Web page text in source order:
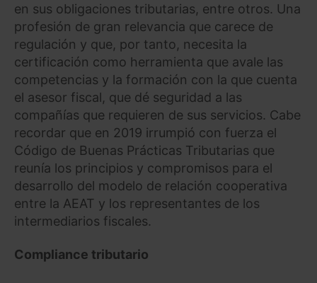
en sus obligaciones tributarias, entre otros. Una
profesión de gran relevancia que carece de
regulación y que, por tanto, necesita la
certificación como herramienta que avale las
competencias y la formación con la que cuenta
el asesor fiscal, que dé seguridad a las
compañías que requieren de sus servicios. Cabe
recordar que en 2019 irrumpió con fuerza el
Código de Buenas Prácticas Tributarias que
reunía los principios y compromisos para el
desarrollo del modelo de relación cooperativa
entre la AEAT y los representantes de los
intermediarios fiscales.
Compliance tributario